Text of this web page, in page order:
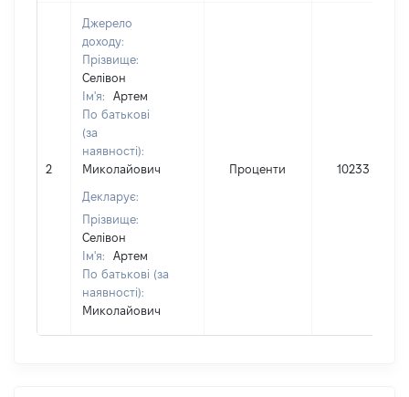
2
Джерело
доходу:
Прізвище:
Селівон
Ім'я:
Артем
По батькові
(за
наявності):
Миколайович
Декларує:
Прізвище:
Селівон
Ім'я:
Артем
По батькові (за
наявності):
Миколайович
Проценти 10233